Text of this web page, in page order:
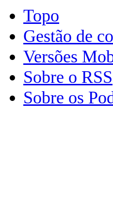
Topo
Gestão de
Versões
Sobre o RSS
Sobre os